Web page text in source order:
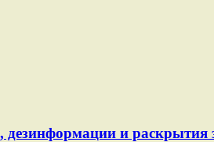
дезинформации и раскрытия